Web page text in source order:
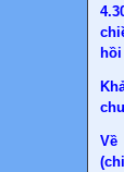
Về